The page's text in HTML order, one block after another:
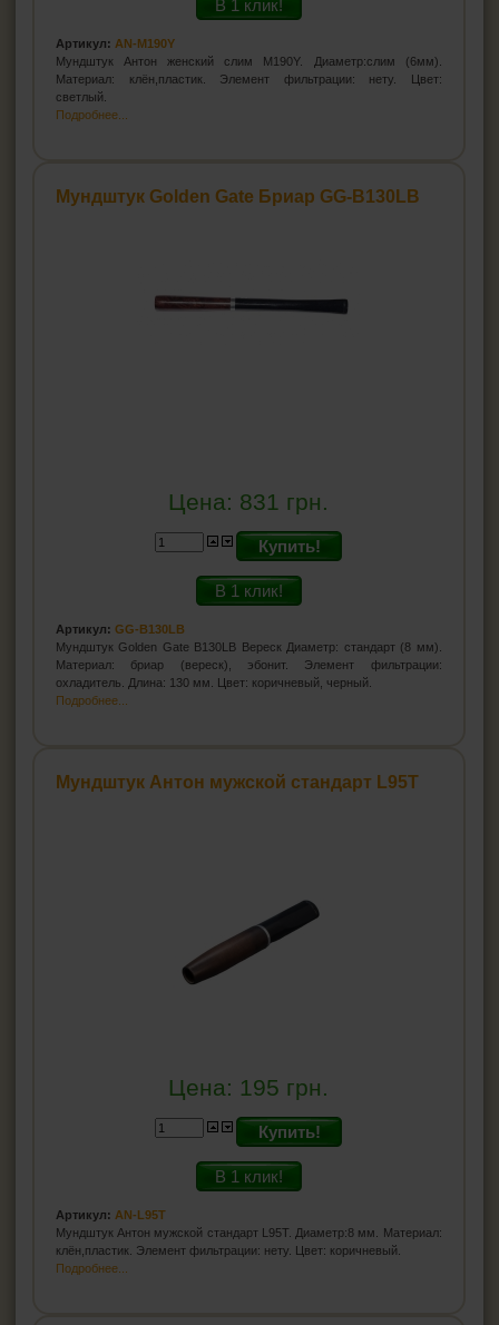
В 1 клик!
Артикул: AN-M190Y
Мундштук Антон женский слим M190Y. Диаметр:слим (6мм).
Материал: клён,пластик. Элемент фильтрации: нету. Цвет:
светлый.
Подробнее...
Мундштук Golden Gate Бриар GG-B130LB
Цена: 831 грн.
Купить!
В 1 клик!
Артикул: GG-B130LB
Мундштук Golden Gate B130LB Вереск Диаметр: стандарт (8 мм).
Материал: бриар (вереск), эбонит. Элемент фильтрации:
охладитель. Длина: 130 мм. Цвет: коричневый, черный.
Подробнее...
Мундштук Антон мужской стандарт L95T
Цена: 195 грн.
Купить!
В 1 клик!
Артикул: AN-L95T
Мундштук Антон мужской стандарт L95T. Диаметр:8 мм. Материал:
клён,пластик. Элемент фильтрации: нету. Цвет: коричневый.
Подробнее...